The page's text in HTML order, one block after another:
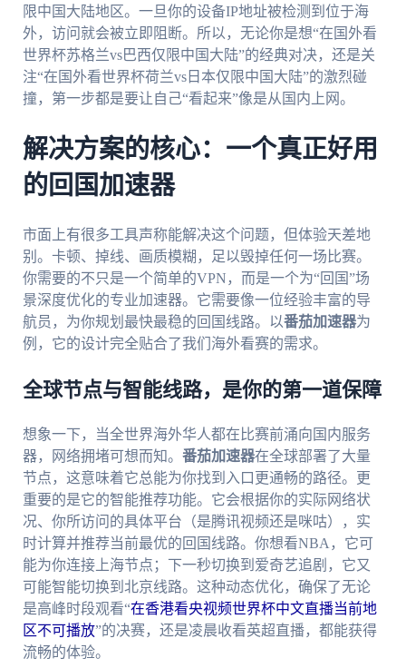
限中国大陆地区。一旦你的设备IP地址被检测到位于海
外，访问就会被立即阻断。所以，无论你是想“在国外看
世界杯苏格兰vs巴西仅限中国大陆”的经典对决，还是关
注“在国外看世界杯荷兰vs日本仅限中国大陆”的激烈碰
撞，第一步都是要让自己“看起来”像是从国内上网。
解决方案的核心：一个真正好用
的回国加速器
市面上有很多工具声称能解决这个问题，但体验天差地
别。卡顿、掉线、画质模糊，足以毁掉任何一场比赛。
你需要的不只是一个简单的VPN，而是一个为“回国”场
景深度优化的专业加速器。它需要像一位经验丰富的导
航员，为你规划最快最稳的回国线路。以番茄加速器为
例，它的设计完全贴合了我们海外看赛的需求。
全球节点与智能线路，是你的第一道保障
想象一下，当全世界海外华人都在比赛前涌向国内服务
器，网络拥堵可想而知。 番茄加速器在全球部署了大量
节点，这意味着它总能为你找到入口更通畅的路径。更
重要的是它的智能推荐功能。它会根据你的实际网络状
况、你所访问的具体平台（是腾讯视频还是咪咕），实
时计算并推荐当前最优的回国线路。你想看NBA，它可
能为你连接上海节点；下一秒切换到爱奇艺追剧，它又
可能智能切换到北京线路。这种动态优化，确保了无论
是高峰时段观看“在香港看央视频世界杯中文直播当前地
区不可播放”的决赛，还是凌晨收看英超直播，都能获得
流畅的体验。